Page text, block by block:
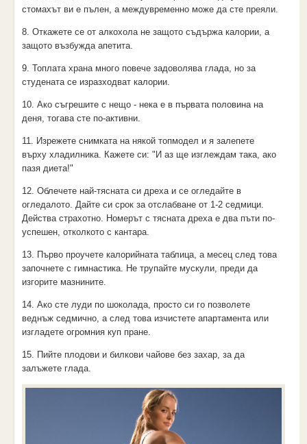
стомахът ви е пълен, а междувременно може да сте преяли.
8. Откажете се от алкохола не защото съдържа калории, а
защото възбужда апетита.
9. Топлата храна много повече задоволява глада, но за
студената се изразходват калории.
10. Ако съгрешите с нещо - нека е в първата половина на
деня, тогава сте по-активни.
11. Изрежете снимката на някой топмодел и я залепете
върху хладилника. Кажете си: "И аз ще изглеждам така, ако
пазя диета!"
12. Облечете най-тясната си дреха и се огледайте в
огледалото. Дайте си срок за отслабване от 1-2 седмици.
Действа страхотно. Номерът с тясната дреха е два пъти по-
успешен, отколкото с кантара.
13. Първо проучете калорийната таблица, а месец след това
започнете с гимнастика. Не трупайте мускули, преди да
изгорите мазнините.
14. Ако сте луди по шоколада, просто си го позволете
веднъж седмично, а след това изчистете апартамента или
изгладете огромния куп пране.
15. Пийте плодови и билкови чайове без захар, за да
залъжете глада.